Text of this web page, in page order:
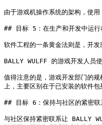
由于游戏机操作系统的架构，
## 目标 5：在生产和开发中运行
软件工程的一条黄金法则是，开
BALLY WULFF 的游戏开发人员
值得注意的是，游戏开发部门的
上，主要区别在于已安装的软件
## 目标 6：保持与社区的紧密联
与社区保持紧密联系让 BALLY